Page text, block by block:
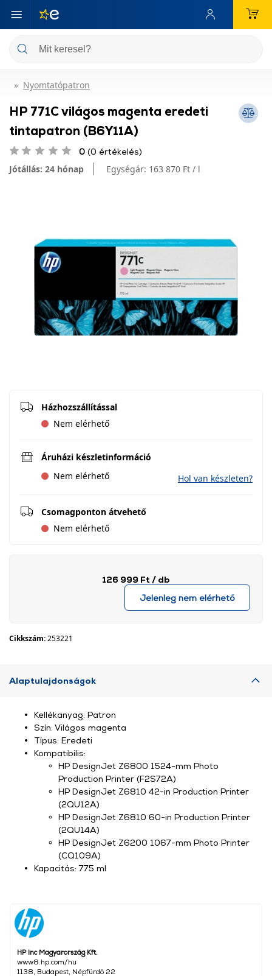
Nyomtatópatron
HP 771C világos magenta eredeti
tintapatron (B6Y11A)
0 (0 értékelés)
Jótállás: 24 hónap Egységár: 163 870 Ft / l
Házhozszállítással
Nem elérhető
Áruházi készletinformáció
Nem elérhető
Hol van készleten?
Csomagponton átvehető
Nem elérhető
126 999 Ft / db
Jelenleg nem elérhető
Cikkszám:253221
Alaptulajdonságok
HP Inc Magyarország Kft.
www8.hp.com/hu
1138, Budapest, Népfürdő 22
Kellékanyag: Patron
Szín: Világos magenta
Típus: Eredeti
Kompatibilis:
HP DesignJet Z6800 1524-mm Photo
Production Printer (F2S72A)
HP DesignJet Z6810 42-in Production Printer
(2QU12A)
HP DesignJet Z6810 60-in Production Printer
(2QU14A)
HP DesignJet Z6200 1067-mm Photo Printer
(CQ109A)
Kapacitás: 775 ml